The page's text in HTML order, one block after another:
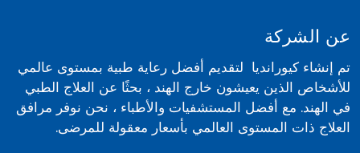
عن الشركة
تم إنشاء كيورانديا لتقديم أفضل رعاية طبية بمستوى عالمي
للأشخاص الذين يعيشون خارج الهند ، بحثًا عن العلاج الطبي
في الهند. مع أفضل المستشفيات والأطباء ، نحن نوفر مرافق
العلاج ذات المستوى العالمي بأسعار معقولة للمرضى.